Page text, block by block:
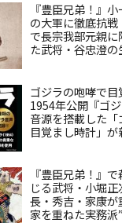
『豊臣兄弟！』
の大軍に徹底抗戦
で長宗我部元親に
た武将・谷忠澄の
ゴジラの咆哮で
1954年公開『ゴ
音源を搭載した
目覚まし時計」が
『豊臣兄弟！』
じる武将・小堀
長・秀吉・家康が
家を重ねた実務派